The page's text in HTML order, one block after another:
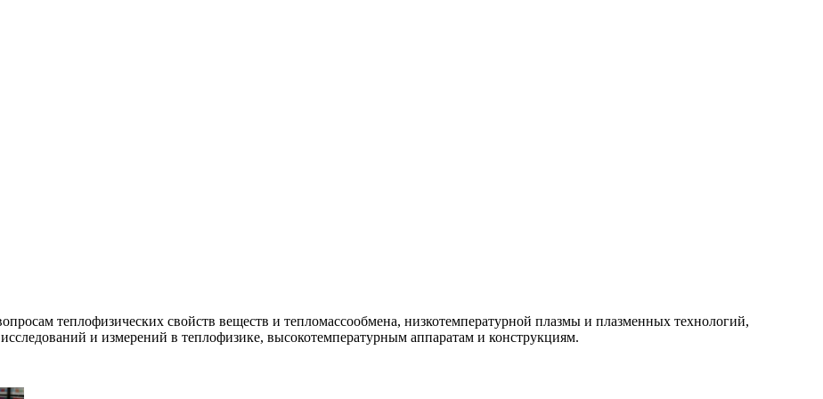
теплофизических свойств веществ и тепломассообмена, низкотемпературной плазмы и плазменных технологий,
и измерений в теплофизике, высокотемпературным аппаратам и конструкциям.